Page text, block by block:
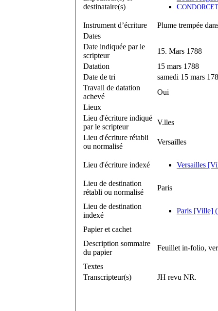
destinataire(s)
C
Instrument d’écriture
Plume trempée
Dates
Date indiquée par le
scripteur
15. Mars 1788
Datation
15 mars 1788
Date de tri
samedi 15 mars
Travail de datation
achevé
Oui
Lieux
Lieu d'écriture indiqué
par le scripteur
V.lles
Lieu d'écriture rétabli
ou normalisé
Versailles
Lieu d'écriture indexé Versailles
Lieu de destination
rétabli ou normalisé
Paris
Lieu de destination
indexé
Paris [Ville]
Papier et cachet
Description sommaire
du papier
Feuillet in-folio,
Textes
Transcripteur(s)
JH revu NR.